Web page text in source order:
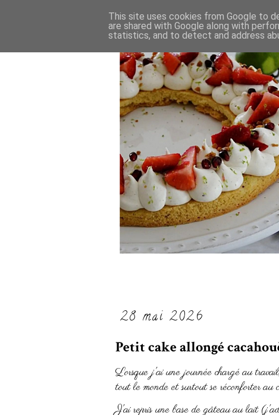
28 mai 2026
Petit cake allongé
Lorsque j'ai une journée chargé au
tout le monde et surtout se réconforter au
J'ai repris une base de gâteau au lait
This site uses cookies from Google to
are shared with Google along with
statistics, and to detect and address